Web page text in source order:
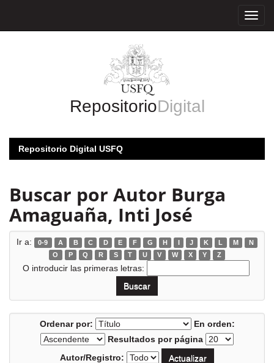
RepositorioDigital
Repositorio Digital USFQ
Buscar por Autor Burga
Amaguaña, Inti José
Ir a: 0-9 A B C D E F G H I J K L M
N
O
P Q R S T U V W X Y Z
O introducir las primeras letras:
Ordenar por:
En orden:
Resultados por página
Autor/Registro: